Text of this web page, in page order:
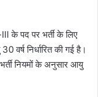
के पद पर भर्ती के लिए
निर्धारित की गई है।
नियमों के अनुसार आयु